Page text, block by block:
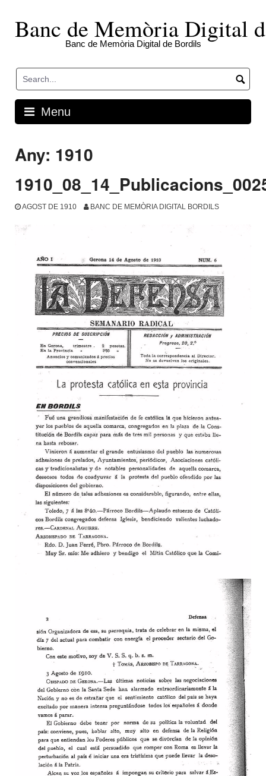
contentBanc de Memòria Digital
Banc de Memòria Digital de Bordils
Menu
Any: 1910
AGOST DE 1910 BANC DE MEMÒRIA DIGITAL BORDILS